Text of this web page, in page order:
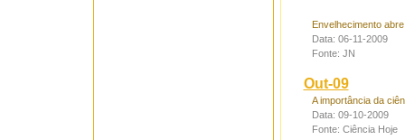
Envelhecimento
Data: 06-11-2009
Fonte: JN
Out-09
A importância da
Data: 09-10-2009
Fonte: Ciência Hoje